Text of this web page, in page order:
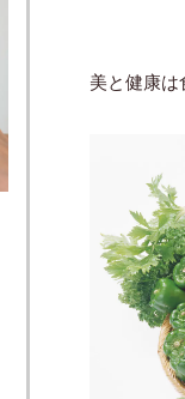
美と健康は